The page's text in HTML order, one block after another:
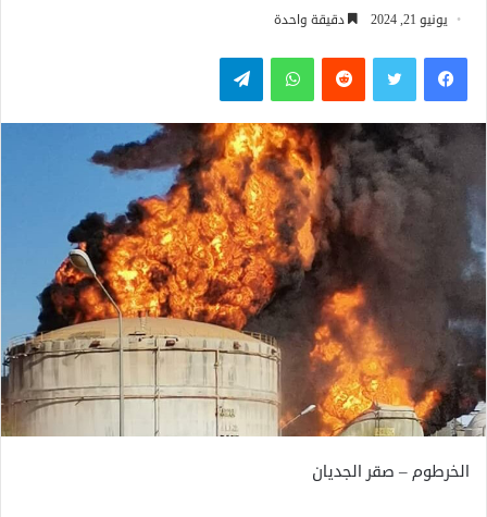
يونيو 21, 2024 دقيقة واحدة
فيسبوكتويتر واتساب تيلقرام
الخرطوم – صقر الجديان